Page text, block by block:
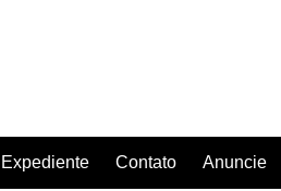
Expediente Contato Anuncie